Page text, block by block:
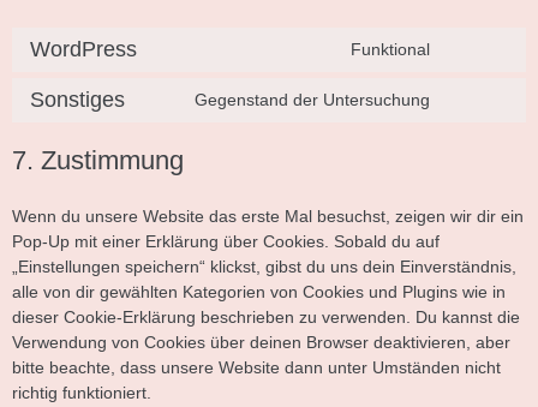
WordPress Funktional
Sonstiges Gegenstand der Untersuchung
7. Zustimmung
Wenn du unsere Website das erste Mal besuchst, zeigen wir dir ein
Pop-Up mit einer Erklärung über Cookies. Sobald du auf
„Einstellungen speichern“ klickst, gibst du uns dein Einverständnis,
alle von dir gewählten Kategorien von Cookies und Plugins wie in
dieser Cookie-Erklärung beschrieben zu verwenden. Du kannst die
Verwendung von Cookies über deinen Browser deaktivieren, aber
bitte beachte, dass unsere Website dann unter Umständen nicht
richtig funktioniert.